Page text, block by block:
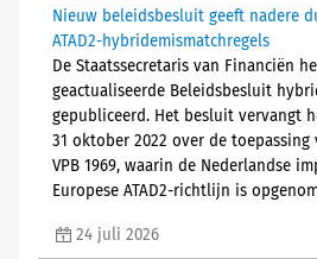
Nieuw beleidsbesluit geeft nadere
ATAD2-hybridemismatchregels
De Staatssecretaris van Financiën
geactualiseerde Beleidsbesluit
gepubliceerd. Het besluit vervangt
31 oktober 2022 over de toepassing
VPB 1969, waarin de Nederlandse
Europese ATAD2-richtlijn is
24 juli 2026